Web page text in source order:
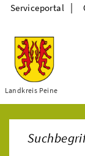
Themen
Landkreis Peine
Serviceportal |